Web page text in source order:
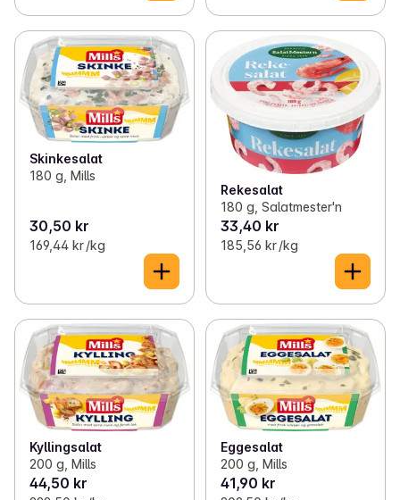
Skinkesalat
180 g, Mills
30,50 kr
169,44 kr /kg
Rekesalat
180 g, Salatmester'n
33,40 kr
185,56 kr /kg
Kyllingsalat
200 g, Mills
44,50 kr
Eggesalat
200 g, Mills
41,90 kr